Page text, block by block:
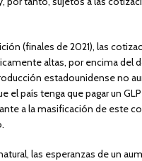
(finales de 2021), las
altas, por encima del
estadounidense no
el país tenga que pagar un
a la masificación de este
las esperanzas de un